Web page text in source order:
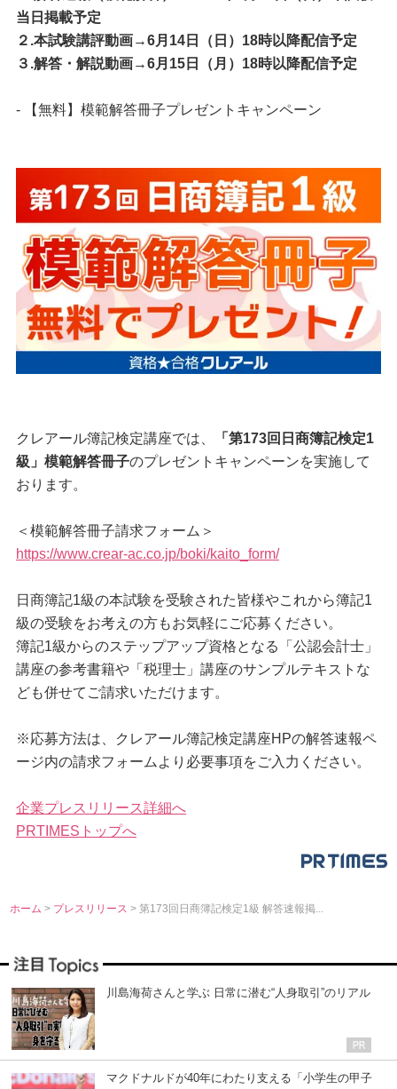
当日掲載予定
２.本試験講評動画→6月14日（日）18時以降配信予定
３.解答・解説動画→6月15日（月）18時以降配信予定
- 【無料】模範解答冊子プレゼントキャンペーン
クレアール簿記検定講座では、
「第173回日商簿記検定1
級」模範解答冊子のプレゼントキャンペーンを実施して
おります。
＜模範解答冊子請求フォーム＞
https://www.crear-ac.co.jp/boki/kaito_form/
日商簿記1級の本試験を受験された皆様やこれから簿記1
級の受験をお考えの方もお気軽にご応募ください。
簿記1級からのステップアップ資格となる「公認会計士」
講座の参考書籍や「税理士」講座のサンプルテキストな
ども併せてご請求いただけます。
※応募方法は、クレアール簿記検定講座HPの解答速報ペ
ージ内の請求フォームより必要事項をご入力ください。
企業プレスリリース詳細へ
PRTIMESトップへ
ホーム > プレスリリース> 第173回日商簿記検定1級 解答速報掲...
川島海荷さんと学ぶ 日常に潜む“人身取引”のリアル
マクドナルドが40年にわたり支える「小学生の甲子